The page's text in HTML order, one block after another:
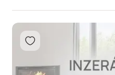
Přidat do oblíbených